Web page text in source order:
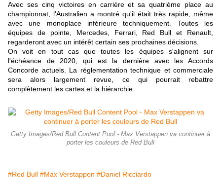
Avec ses cinq victoires en carrière et sa quatrième place au
championnat, l'Australien a montré qu'il était très rapide, même
avec une monoplace inférieure techniquement. Toutes les
équipes de pointe, Mercedes, Ferrari, Red Bull et Renault,
regarderont avec un intérêt certain ses prochaines décisions.
On voit en tout cas que toutes les équipes s'alignent sur
l'échéance de 2020, qui est la dernière avec les Accords
Concorde actuels. La réglementation technique et commerciale
sera alors largement revue, ce qui pourrait rebattre
complètement les cartes et la hiérarchie.
Getty Images/Red Bull Content Pool - Max Verstappen va continuer à
porter les couleurs de Red Bull
#Red Bull #Max Verstappen #Daniel Ricciardo